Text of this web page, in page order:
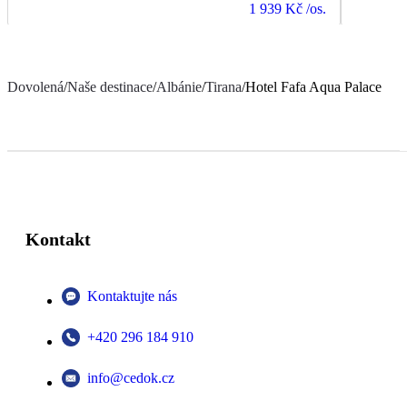
1 939 Kč /os.
Dovolená/Naše destinace/Albánie/Tirana/Hotel Fafa Aqua Palace
Kontakt
Kontaktujte nás
+420 296 184 910
info@cedok.cz